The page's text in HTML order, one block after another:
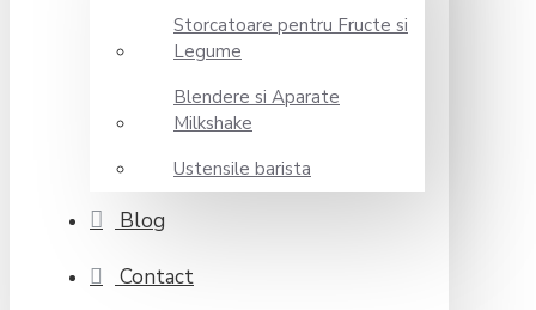
Storcatoare pentru Fructe si
Legume
Blendere si Aparate
Milkshake
Ustensile barista
Blog
Contact